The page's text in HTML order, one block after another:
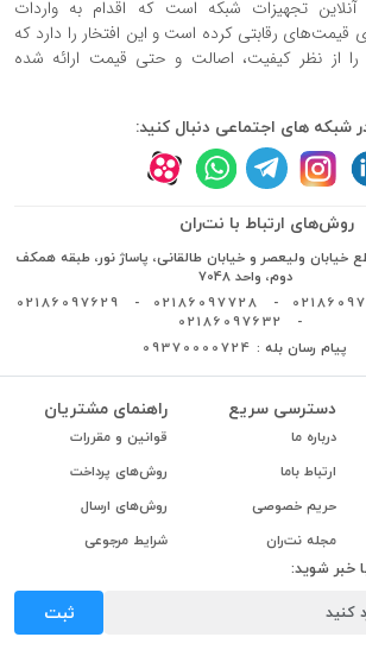
آنلاین تجهیزات شبکه است که اقدام به واردات
قیمت‌های رقابتی کرده است و این افتخار را دارد که
از نظر کیفیت، اصالت و حتی قیمت ارائه شده
شبکه های اجتماعی دنبال کنید:
روش‌های ارتباط با نت‌ران
خیابان ولیعصر و خیابان طالقانی، پاساژ نور، طبقه همکف
دوم، واحد 7048
-
02186097728
-
02186097629
-
02186097632
پیام رسان بله : 09370000724
دسترسی سریع
درباره ما
ارتباط باما
حریم خصوصی
مجله نت‌ران
راهنمای مشتریان
قوانین و مقررات
روش‌های پرداخت
روش‌های ارسال
شرایط مرجوعی
خبر شوید:
ثبت